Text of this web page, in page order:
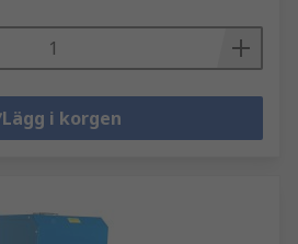
Lägg i korgen